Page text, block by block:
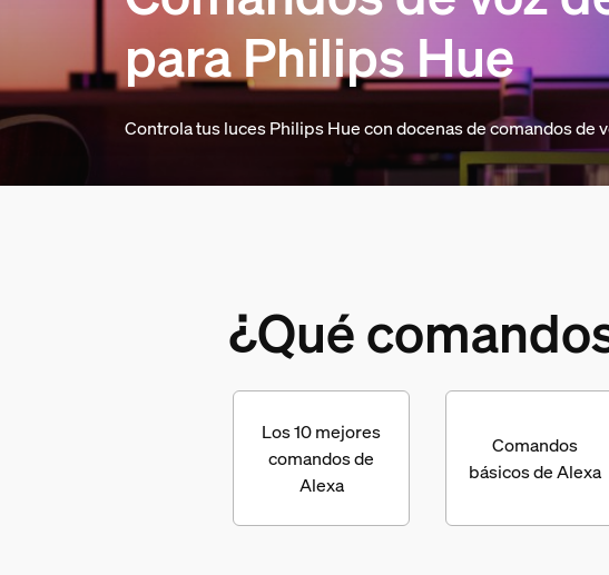
para Philips Hue
Controla tus luces Philips Hue con docenas de comandos de
¿Qué
Los 10 mejores
comandos de
Alexa
Comandos
básicos de Alexa